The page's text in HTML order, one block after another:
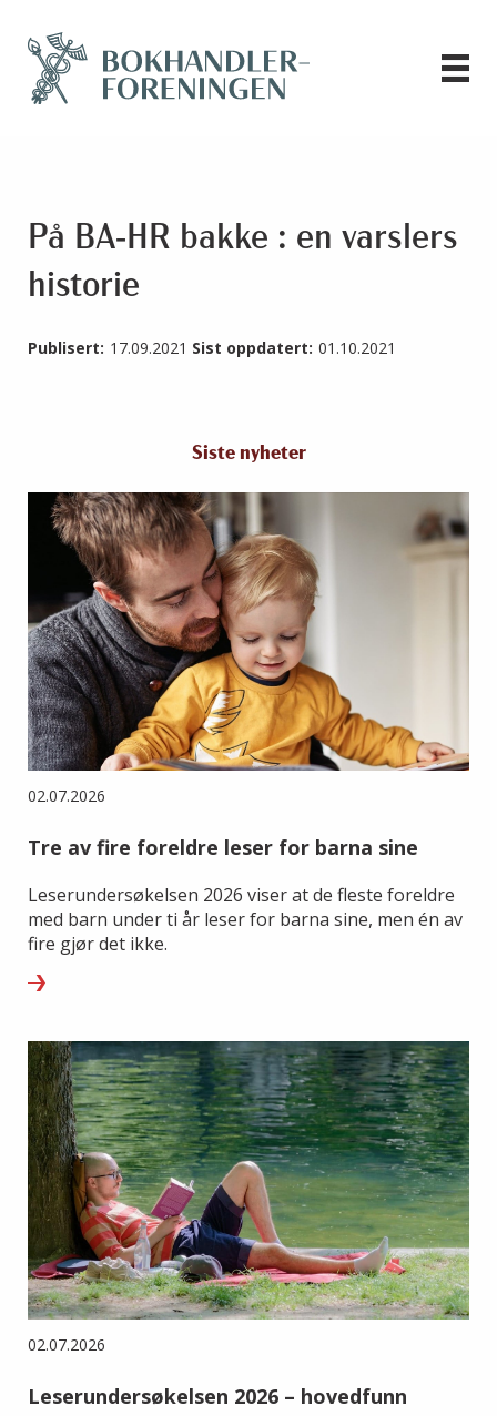
På BA-HR bakke : en varslers
historie
Publisert: 17.09.2021 Sist oppdatert: 01.10.2021
Siste nyheter
02.07.2026
Tre av fire foreldre leser for barna sine
Leserundersøkelsen 2026 viser at de fleste foreldre
med barn under ti år leser for barna sine, men én av
fire gjør det ikke.
02.07.2026
Leserundersøkelsen 2026 – hovedfunn